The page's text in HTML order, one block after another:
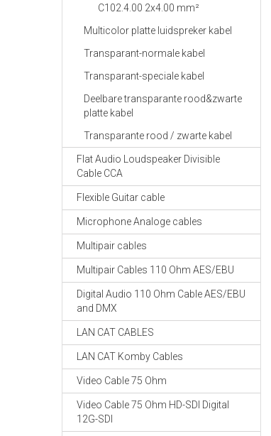
C102.4.00 2x4.00 mm²
Multicolor platte luidspreker kabel
Transparant-normale kabel
Transparant-speciale kabel
Deelbare transparante rood&zwarte
platte kabel
Transparante rood / zwarte kabel
Flat Audio Loudspeaker Divisible
Cable CCA
Flexible Guitar cable
Microphone Analoge cables
Multipair cables
Multipair Cables 110 Ohm AES/EBU
Digital Audio 110 Ohm Cable AES/EBU
and DMX
LAN CAT CABLES
LAN CAT Komby Cables
Video Cable 75 Ohm
Video Cable 75 Ohm HD-SDI Digital
12G-SDI